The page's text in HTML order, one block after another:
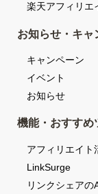
楽天アフィリエ
お知らせ・キャ
キャンペーン
イベント
お知らせ
機能・おすすめ
アフィリエイト
LinkSurge
リンクシェアの